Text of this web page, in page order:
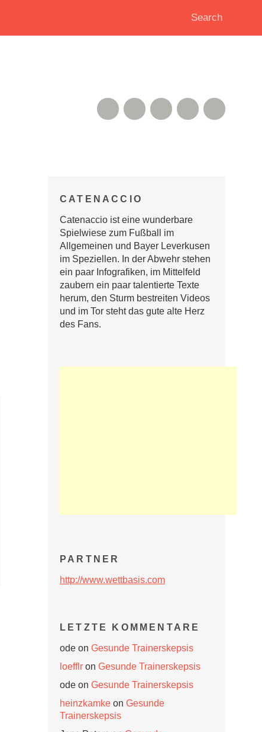
Google+
Instagram
Xing
RSS Feed
CATENACCIO
Catenaccio ist eine wunderbare
Spielwiese zum Fußball im
Allgemeinen und Bayer Leverkusen
im Speziellen. In der Abwehr stehen
ein paar Infografiken, im Mittelfeld
zaubern ein paar talentierte Texte
herum, den Sturm bestreiten Videos
und im Tor steht das gute alte Herz
des Fans.
PARTNER
http://www.wettbasis.com
LETZTE KOMMENTARE
ode on Gesunde Trainerskepsis
loefflr on Gesunde Trainerskepsis
ode on Gesunde Trainerskepsis
heinzkamke on Gesunde
Trainerskepsis